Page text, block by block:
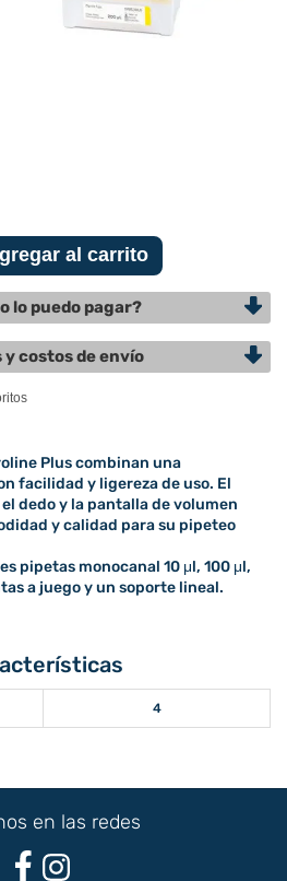
lo puedo pagar?
y costos de envío
Plus combinan una
facilidad y ligereza de uso. El
dedo y la pantalla de volumen
y calidad para su pipeteo
pipetas monocanal 10 μl, 100 μl,
a juego y un soporte lineal.
4
en las redes